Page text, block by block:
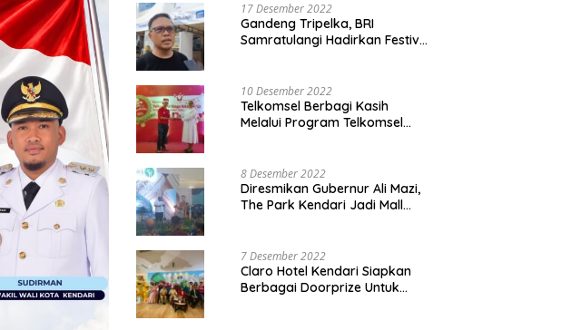
17 Desember 2022
Gandeng Tripelka, BRI
Samratulangi Hadirkan Festival
10 Desember 2022
Telkomsel Berbagi Kasih
Melalui Program Telkomsel
8 Desember 2022
Diresmikan Gubernur Ali Mazi,
The Park Kendari Jadi Mall
7 Desember 2022
Claro Hotel Kendari Siapkan
Berbagai Doorprize Untuk